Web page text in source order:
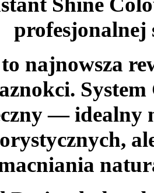
profesjonalnej
najnowsza
— idealny